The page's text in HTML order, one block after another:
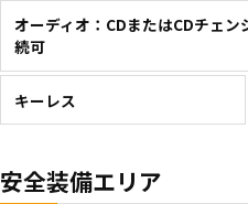
オーディオ：CDまたはCDチェ
続可
キーレス
安全装備エリア